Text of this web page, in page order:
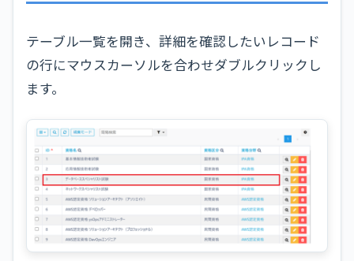
テーブル一覧を開き、詳細を確認したいレコード
の行にマウスカーソルを合わせダブルクリックし
ます。